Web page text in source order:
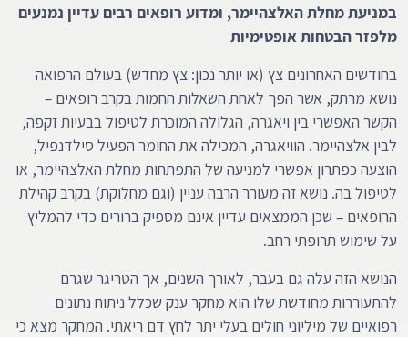
במניעת מחלת האלצהיימר, ומדוע רופאים רבים עדיין נמנעים
מלפזר הבטחות אופטימיות
בחודשים האחרונים צץ (או יותר נכון: צץ מחדש) בעולם הרפואה
נושא מרתק, אשר הפך לאחת השאלות החמות בקרב רופאים –
הקשר האפשרי בין ויאגרה, הגלולה המוכרת לטיפול בבעיות זקפה,
לבין אלצהיימר. הוויאגרה, המכילה את החומר הפעיל סילדנפיל,
הוצעה כפתרון אפשרי למניעה של התפתחות מחלת האלצהיימר, או
לטיפול בה. נושא זה מעורר הרבה עניין (וגם מחלוקת) בקרב קהילת
הרופאים – שכן הממצאים עדיין אינם מספיק ברורים כדי להמליץ
על שימוש תרופתי רחב.
הנושא הזה עלה גם בעבר, לאורך השנים, אך הטריגר שגרם
להתעוררות מחודשת שלו הוא מחקר ענק שכלל ניתוח נתונים
רפואיים של מיליוני חולים בעלי יתר לחץ דם ריאתי. המחקר מצא כי